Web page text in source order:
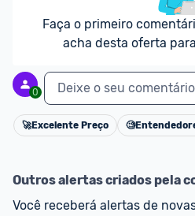
Faça o primeiro
acha desta oferta
0 Deixe o seu comentário
🚀Excelente Preço 🧐
Outros alertas criados pela
Você receberá alertas de